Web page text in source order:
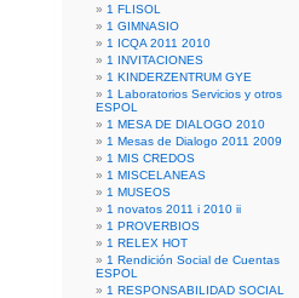
1 FLISOL
1 GIMNASIO
1 ICQA 2011 2010
1 INVITACIONES
1 KINDERZENTRUM GYE
1 Laboratorios Servicios y otros
ESPOL
1 MESA DE DIALOGO 2010
1 Mesas de Dialogo 2011 2009
1 MIS CREDOS
1 MISCELANEAS
1 MUSEOS
1 novatos 2011 i 2010 ii
1 PROVERBIOS
1 RELEX HOT
1 Rendición Social de Cuentas
ESPOL
1 RESPONSABILIDAD SOCIAL